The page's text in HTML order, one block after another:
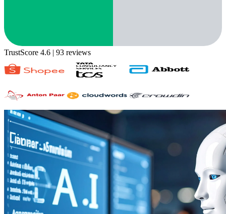
TrustScore 4.6 | 93 reviews